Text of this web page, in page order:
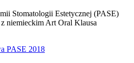
Stomatologii Estetycznej (PASE)
niemieckim Art Oral Klausa